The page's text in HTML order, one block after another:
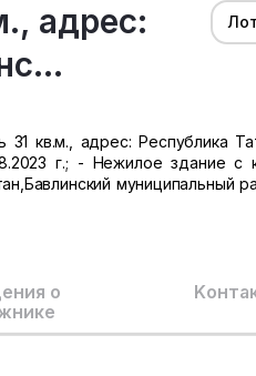
адрес:
кв.м., адрес: Республика
г.; - Нежилое здание с
муниципальный
о